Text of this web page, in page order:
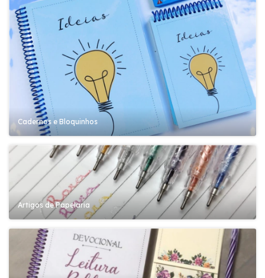
Cadernos e Bloquinhos
Artigos de Papelaria